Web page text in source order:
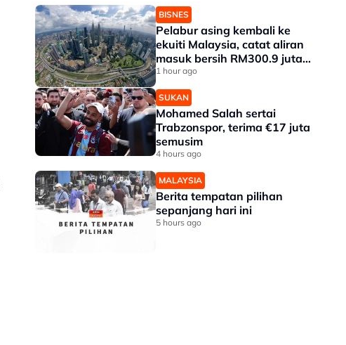
BISNES
Pelabur asing kembali ke
ekuiti Malaysia, catat aliran
masuk bersih RM300.9 juta
pada Julai
1 hour ago
SUKAN
Mohamed Salah sertai
Trabzonspor, terima €17 juta
semusim
4 hours ago
MALAYSIA
Berita tempatan pilihan
sepanjang hari ini
5 hours ago